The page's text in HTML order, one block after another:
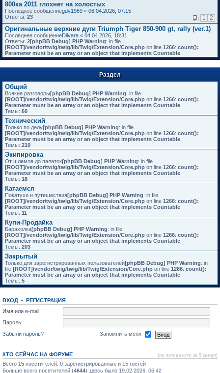
800ка 2011 глохнет на холостых
Последнее сообщениеgdv1969 « 06.04.2026, 07:15
Ответы: 23 1 2
Оригинальные верхние дуги Triumph Tiger 850-900 gt, rally (ver.1)
Последнее сообщениеDilyara « 04.04.2026, 18:31
Ответы: 2[phpBB Debug] PHP Warning: in file
[ROOT]/vendor/twig/twig/lib/Twig/Extension/Core.php on line 1266: count():
Parameter must be an array or an object that implements Countable
Раздел
Общий
Всякие разговоры[phpBB Debug] PHP Warning: in file
[ROOT]/vendor/twig/twig/lib/Twig/Extension/Core.php on line 1266: count():
Parameter must be an array or an object that implements Countable
Темы: 60
Технический
Только по делу[phpBB Debug] PHP Warning: in file
[ROOT]/vendor/twig/twig/lib/Twig/Extension/Core.php on line 1266: count():
Parameter must be an array or an object that implements Countable
Темы: 210
Экипировка
От шлемов до палаток[phpBB Debug] PHP Warning: in file
[ROOT]/vendor/twig/twig/lib/Twig/Extension/Core.php on line 1266: count():
Parameter must be an array or an object that implements Countable
Темы: 18
Катаемся
Покатухи и путешествия[phpBB Debug] PHP Warning: in file
[ROOT]/vendor/twig/twig/lib/Twig/Extension/Core.php on line 1266: count():
Parameter must be an array or an object that implements Countable
Темы: 11
Купи-Продайка
Барахолка[phpBB Debug] PHP Warning: in file
[ROOT]/vendor/twig/twig/lib/Twig/Extension/Core.php on line 1266: count():
Parameter must be an array or an object that implements Countable
Темы: 203
Закрытый
Только для зарегистрированных пользователей[phpBB Debug] PHP Warning: in
file [ROOT]/vendor/twig/twig/lib/Twig/Extension/Core.php on line 1266: count():
Parameter must be an array or an object that implements Countable
Темы: 5
ВХОД • РЕГИСТРАЦИЯ
Имя или e-mail:
Пароль:
Забыли пароль?
Запомнить меня
КТО СЕЙЧАС НА ФОРУМЕ (по активности за 5 минут)
Всего 15 посетителей: 0 зарегистрированных и 15 гостей
Больше всего посетителей (4644) здесь было 19.02.2026, 06:42